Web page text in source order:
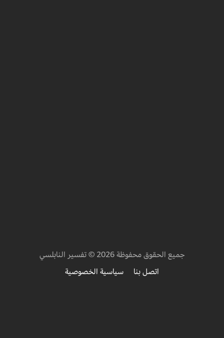
جميع الحقوق محفوظة 2026 © تفسير النابلسي
اتصل بنا
سياسية الخصوصية